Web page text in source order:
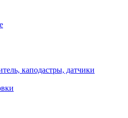
каподастры, датчики